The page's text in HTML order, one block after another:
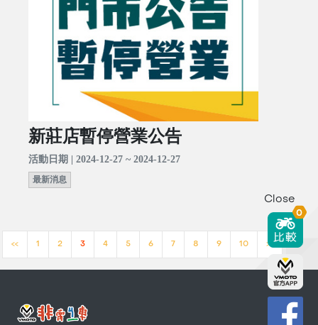
新莊店暫停營業公告
活動日期 | 2024-12-27 ~ 2024-12-27
最新消息
<< 1 2 3 4 5 6 7 8 9 10 >>
Close
0